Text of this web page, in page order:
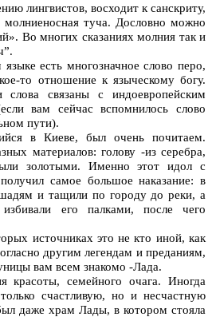
лингвистов, восходит к санскриту,
молниеносная туча. Дословно можно
Во многих сказаниях молния так и
есть многозначное слово перо,
то отношение к языческому богу.
связаны с индоевропейским
вам сейчас вспомнилось слово
пути).
в Киеве, был очень почитаем.
материалов: голову -из серебра,
золотыми. Именно этот идол с
самое большое наказание: в
и тащили по городу до реки, а
его палками, после чего
источниках это не кто иной, как
другим легендам и преданиям,
вам всем знакомо -Лада.
красоты, семейного очага. Иногда
счастливую, но и несчастную
даже храм Лады, в котором стояла